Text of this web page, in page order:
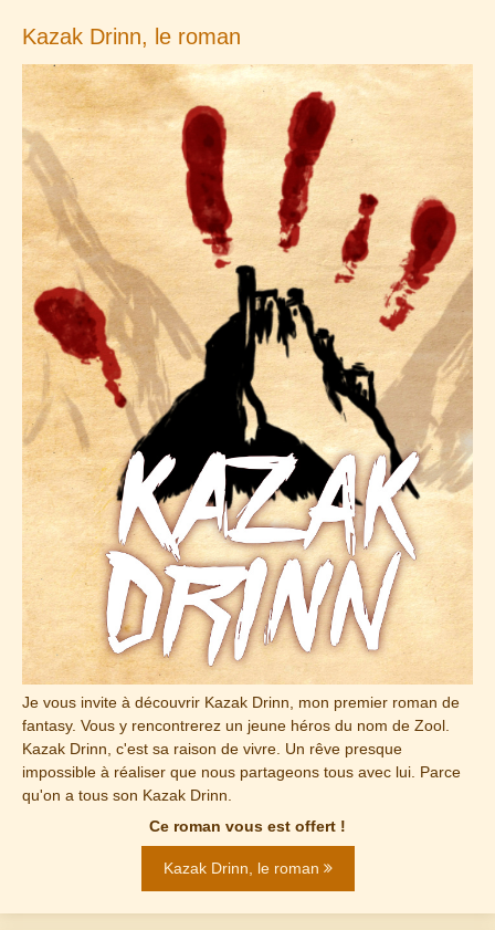
Kazak Drinn, le roman
Je vous invite à découvrir Kazak Drinn, mon premier roman de
fantasy. Vous y rencontrerez un jeune héros du nom de Zool.
Kazak Drinn, c'est sa raison de vivre. Un rêve presque
impossible à réaliser que nous partageons tous avec lui. Parce
qu'on a tous son Kazak Drinn.
Ce roman vous est offert !
Kazak Drinn, le roman